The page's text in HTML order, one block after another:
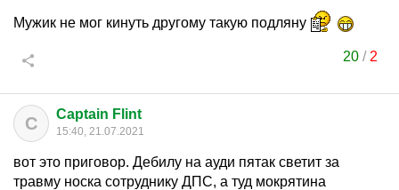
Мужик не мог кинуть другому такую подляну
20 / 2
C Captain Flint
15:40, 21.07.2021
вот это приговор. Дебилу на ауди пятак светит за
травму носка сотруднику ДПС, а туд мокрятина